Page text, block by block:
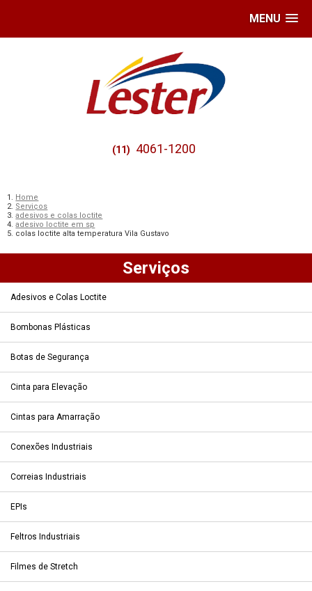
MENU
(11) 4061-1200
Home
Serviços
adesivos e colas loctite
adesivo loctite em sp
colas loctite alta temperatura Vila Gustavo
Serviços
Adesivos e Colas Loctite
Bombonas Plásticas
Botas de Segurança
Cinta para Elevação
Cintas para Amarração
Conexões Industriais
Correias Industriais
EPIs
Feltros Industriais
Filmes de Stretch